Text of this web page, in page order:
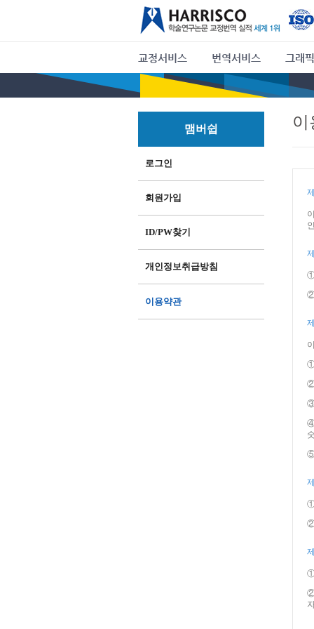
교정서비스 번역서비스 그래
맴버쉽
로그인
회원가입
ID/PW찾기
개인정보취급방침
이용약관
이
①
②
①
②
③
④
⑤
①
②
①
②